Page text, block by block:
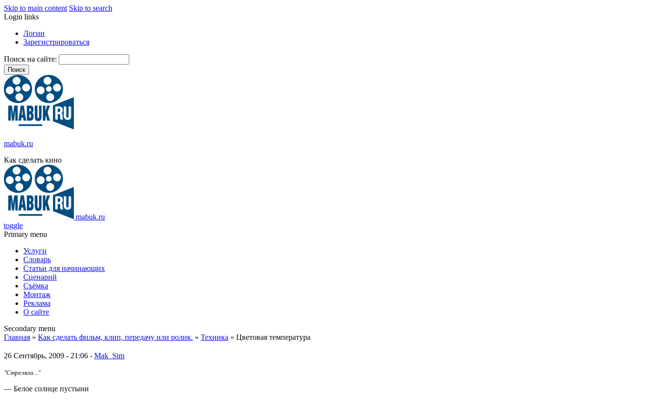
Skip to main content Skip to search
Login links
Логин
Зарегистрироваться
Поиск на сайте:
mabuk.ru
Как сделать кино
mabuk.ru
toggle
Primary menu
Услуги
Словарь
Статьи для начинающих
Сценарий
Съёмка
Монтаж
Реклама
О сайте
Secondary menu
Главная » Как сделать фильм, клип, передачу или ролик. » Техника » Цветовая температура
26 Сентябрь, 2009 - 21:06 - Mak_Sim
"Стреляли..."
— Белое солнце пустыни